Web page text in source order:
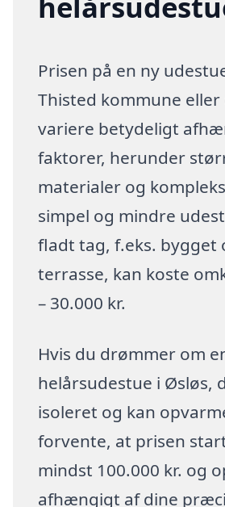
Prisen på en ny
Thisted kommune
variere betydeligt
faktorer, herunder
materialer og
simpel og mindre
fladt tag, f.eks. bygget
terrasse, kan koste
– 30.000 kr.
Hvis du drømmer om
helårsudestue i Øsløs,
isoleret og kan
forvente, at prisen
mindst 100.000 kr. og
afhængigt af dine